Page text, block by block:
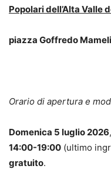
Popolari dell’Alta Valle
piazza Goffredo Mameli
Orario di apertura e
Domenica 5 luglio 2026,
14:00-19:00 (ultimo
gratuito.